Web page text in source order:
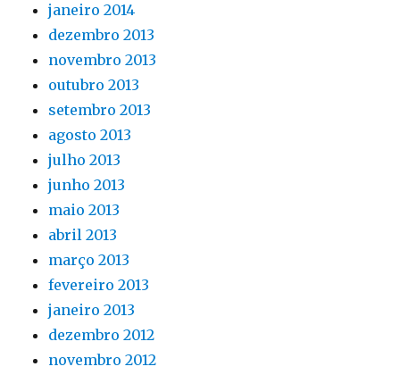
janeiro 2014
dezembro 2013
novembro 2013
outubro 2013
setembro 2013
agosto 2013
julho 2013
junho 2013
maio 2013
abril 2013
março 2013
fevereiro 2013
janeiro 2013
dezembro 2012
novembro 2012